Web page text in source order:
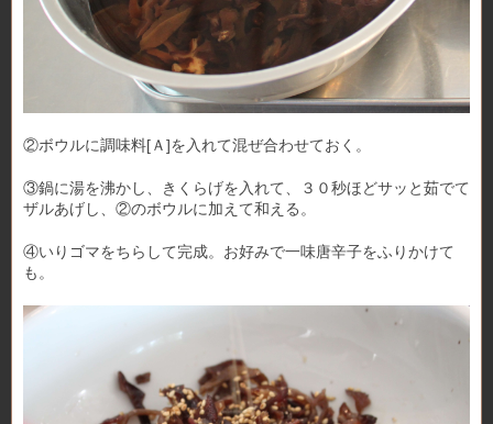
②ボウルに調味料[Ａ]を入れて混ぜ合わせておく。
③鍋に湯を沸かし、きくらげを入れて、３０秒ほどサッと茹でて
ザルあげし、②のボウルに加えて和える。
④いりゴマをちらして完成。お好みで一味唐辛子をふりかけて
も。